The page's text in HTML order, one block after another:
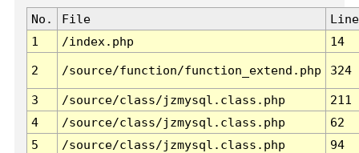
No. File
Line
1
/index.php 14
2 /source/function/function_extend.php 324
3 /source/class/jzmysql.class.php
211
4
/source/class/jzmysql.class.php
62
5
/source/class/jzmysql.class.php
94